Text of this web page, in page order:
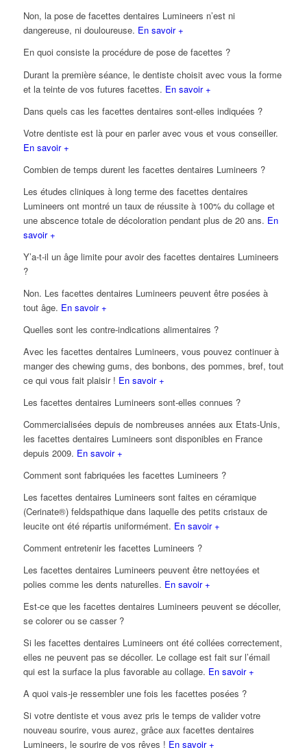
Non, la pose de facettes dentaires Lumineers n’est ni
dangereuse, ni douloureuse. En savoir +
En quoi consiste la procédure de pose de facettes ?
Durant la première séance, le dentiste choisit avec vous la forme
et la teinte de vos futures facettes. En savoir +
Dans quels cas les facettes dentaires sont-elles indiquées ?
Votre dentiste est là pour en parler avec vous et vous conseiller.
En savoir +
Combien de temps durent les facettes dentaires Lumineers ?
Les études cliniques à long terme des facettes dentaires
Lumineers ont montré un taux de réussite à 100% du collage et
une abscence totale de décoloration pendant plus de 20 ans. En
savoir +
Y’a-t-il un âge limite pour avoir des facettes dentaires Lumineers
?
Non. Les facettes dentaires Lumineers peuvent être posées à
tout âge. En savoir +
Quelles sont les contre-indications alimentaires ?
Avec les facettes dentaires Lumineers, vous pouvez continuer à
manger des chewing gums, des bonbons, des pommes, bref, tout
ce qui vous fait plaisir ! En savoir +
Les facettes dentaires Lumineers sont-elles connues ?
Commercialisées depuis de nombreuses années aux Etats-Unis,
les facettes dentaires Lumineers sont disponibles en France
depuis 2009. En savoir +
Comment sont fabriquées les facettes Lumineers ?
Les facettes dentaires Lumineers sont faites en céramique
(Cerinate®) feldspathique dans laquelle des petits cristaux de
leucite ont été répartis uniformément. En savoir +
Comment entretenir les facettes Lumineers ?
Les facettes dentaires Lumineers peuvent être nettoyées et
polies comme les dents naturelles. En savoir +
Est-ce que les facettes dentaires Lumineers peuvent se décoller,
se colorer ou se casser ?
Si les facettes dentaires Lumineers ont été collées correctement,
elles ne peuvent pas se décoller. Le collage est fait sur l’émail
qui est la surface la plus favorable au collage. En savoir +
A quoi vais-je ressembler une fois les facettes posées ?
Si votre dentiste et vous avez pris le temps de valider votre
nouveau sourire, vous aurez, grâce aux facettes dentaires
Lumineers, le sourire de vos rêves ! En savoir +